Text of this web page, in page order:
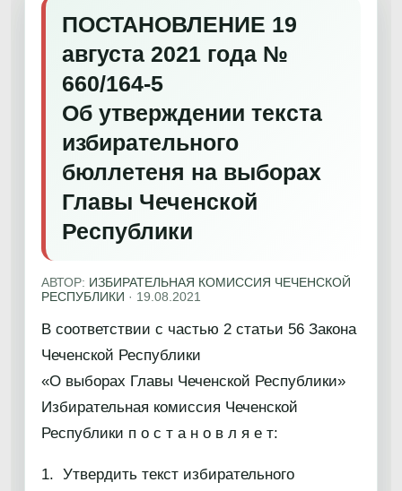
ПОСТАНОВЛЕНИЕ 19
августа 2021 года №
660/164-5
Об утверждении текста
избирательного
бюллетеня на выборах
Главы Чеченской
Республики
АВТОР: ИЗБИРАТЕЛЬНАЯ КОМИССИЯ ЧЕЧЕНСКОЙ
РЕСПУБЛИКИ · 19.08.2021
В соответствии с частью 2 статьи 56 Закона
Чеченской Республики
«О выборах Главы Чеченской Республики»
Избирательная комиссия Чеченской
Республики п о с т а н о в л я е т:
1. Утвердить текст избирательного